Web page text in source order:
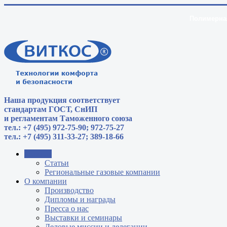
Наша продукция соответствует
стандартам ГОСТ, СнИП
и регламентам Таможенного союза
тел.: +7 (495) 972-75-90; 972-75-27
тел.: +7 (495) 311-33-27; 389-18-66
Статьи
Региональные газовые компании
О компании
Производство
Дипломы и награды
Пресса о нас
Выставки и семинары